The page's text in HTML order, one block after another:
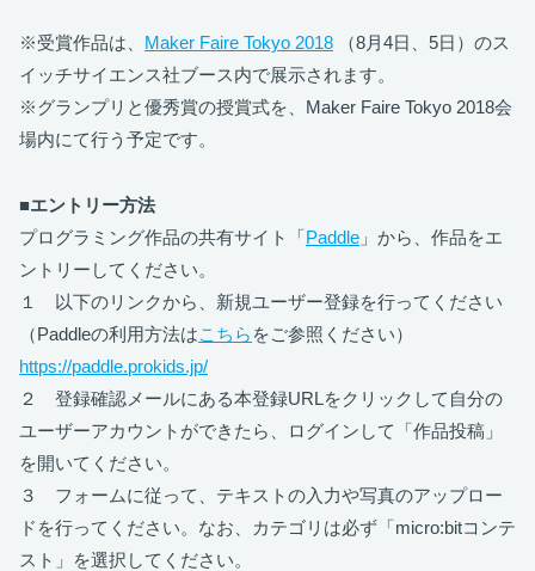
※受賞作品は、 Maker Faire Tokyo 2018 （8月4日、5日）のス
イッチサイエンス社ブース内で展示されます。
※グランプリと優秀賞の授賞式を、Maker Faire Tokyo 2018会
場内にて行う予定です。
■エントリー方法
プログラミング作品の共有サイト「Paddle 」から、作品をエ
ントリーしてください。
１ 以下のリンクから、新規ユーザー登録を行ってください
（Paddleの利用方法はこちら をご参照ください）
https://paddle.prokids.jp/
２ 登録確認メールにある本登録URLをクリックして自分の
ユーザーアカウントができたら、ログインして「作品投稿」
を開いてください。
３ フォームに従って、テキストの入力や写真のアップロー
ドを行ってください。なお、カテゴリは必ず「micro:bitコンテ
スト」を選択してください。